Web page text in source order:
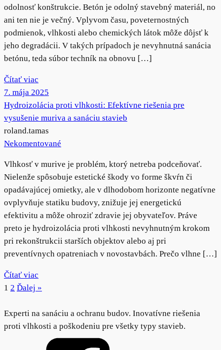
odolnosť konštrukcie. Betón je odolný stavebný materiál, no
ani ten nie je večný. Vplyvom času, poveternostných
podmienok, vlhkosti alebo chemických látok môže dôjsť k
jeho degradácii. V takých prípadoch je nevyhnutná sanácia
betónu, teda súbor techník na obnovu […]
Čítať viac
7. mája 2025
Hydroizolácia proti vlhkosti: Efektívne riešenia pre
vysušenie muriva a sanáciu stavieb
roland.tamas
Nekomentované
Vlhkosť v murive je problém, ktorý netreba podceňovať.
Nielenže spôsobuje estetické škody vo forme škvŕn či
opadávajúcej omietky, ale v dlhodobom horizonte negatívne
ovplyvňuje statiku budovy, znižuje jej energetickú
efektivitu a môže ohroziť zdravie jej obyvateľov. Práve
preto je hydroizolácia proti vlhkosti nevyhnutným krokom
pri rekonštrukcii starších objektov alebo aj pri
preventívnych opatreniach v novostavbách. Prečo vlhne […]
Čítať viac
1 2 Ďalej »
Experti na sanáciu a ochranu budov. Inovatívne riešenia
proti vlhkosti a poškodeniu pre všetky typy stavieb.